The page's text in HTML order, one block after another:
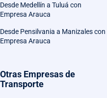
Desde Medellín a Tuluá con
Empresa Arauca
Desde Pensilvania a Manizales con
Empresa Arauca
Otras Empresas de
Transporte